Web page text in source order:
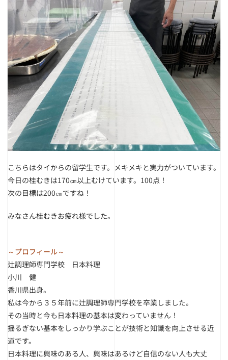
こちらはタイからの留学生です。メキメキと実力がついています。
今日の桂むきは170㎝以上むけています。100点！
次の目標は200㎝ですね！
みなさん桂むきお疲れ様でした。
～プロフィール～
辻調理師専門学校 日本料理
小川 健
香川県出身。
私は今から３５年前に辻調理師専門学校を卒業しました。
その当時と今も日本料理の基本は変わっていません！
揺るぎない基本をしっかり学ぶことが技術と知識を向上させる近
道です。
日本料理に興味のある人、興味はあるけど自信のない人も大丈